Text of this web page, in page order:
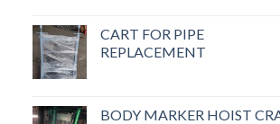
CART FOR PIPE
REPLACEMENT
BODY MARKER HOIST